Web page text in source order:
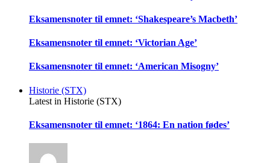
Eksamensnoter til emnet: ‘Shakespeare’s Macbeth’
Eksamensnoter til emnet: ‘Victorian Age’
Eksamensnoter til emnet: ‘American Misogny’
Historie (STX)
Latest in Historie (STX)
Eksamensnoter til emnet: ‘1864: En nation fødes’